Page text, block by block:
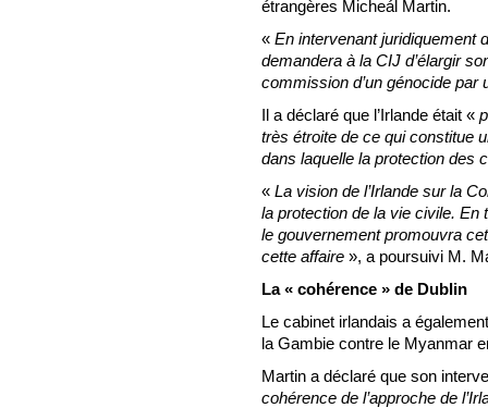
étrangères Micheál Martin.
« En intervenant juridiquement
demandera à la CIJ d’élargir
commission d’un génocide par
Il a déclaré que l’Irlande était «
très étroite de ce qui constitue
dans laquelle la protection des
« La vision de l’Irlande sur la
la protection de la vie civile. En
le gouvernement promouvra
cette affaire », a poursuivi M.
La « cohérence » de Dublin
Le cabinet irlandais a
la Gambie contre le Myanmar
Martin a déclaré que son
cohérence de l’approche de